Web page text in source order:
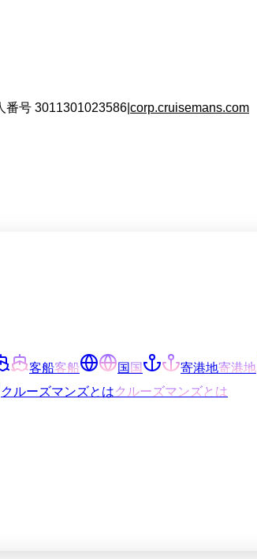
番号 3011301023586 corp.cruisemans.com
客船客船 国国 寄港地寄港地
クルーズマンズとはクルーズマンズとは